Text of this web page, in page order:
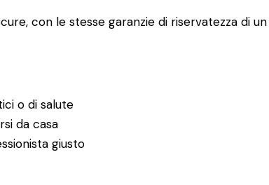
con le stesse garanzie di riservatezza di
o di salute
da casa
giusto